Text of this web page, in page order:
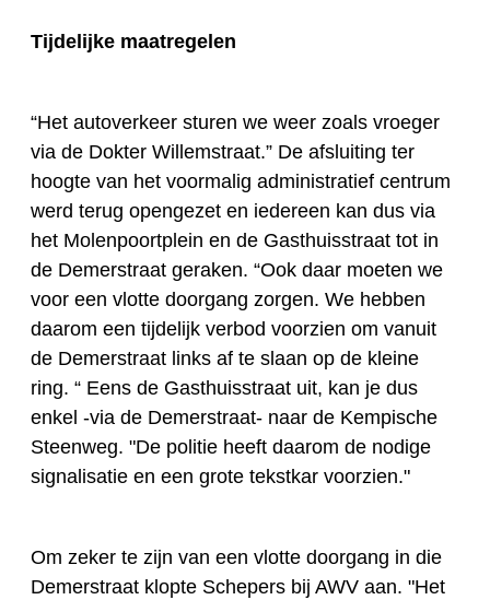
Tijdelijke maatregelen
“Het autoverkeer sturen we weer zoals vroeger
via de Dokter Willemstraat.” De afsluiting ter
hoogte van het voormalig administratief centrum
werd terug opengezet en iedereen kan dus via
het Molenpoortplein en de Gasthuisstraat tot in
de Demerstraat geraken. “Ook daar moeten we
voor een vlotte doorgang zorgen. We hebben
daarom een tijdelijk verbod voorzien om vanuit
de Demerstraat links af te slaan op de kleine
ring. “ Eens de Gasthuisstraat uit, kan je dus
enkel -via de Demerstraat- naar de Kempische
Steenweg. "De politie heeft daarom de nodige
signalisatie en een grote tekstkar voorzien."
Om zeker te zijn van een vlotte doorgang in die
Demerstraat klopte Schepers bij AWV aan. "Het